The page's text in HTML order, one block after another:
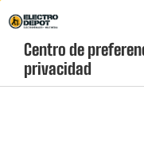
Menú
Centro de
privacidad